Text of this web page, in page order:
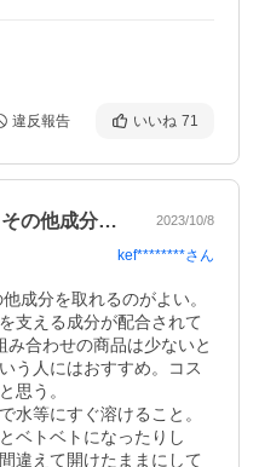
違反報告 いいね 71
その他成分… 2023/10/8
kef********さん
成分を取れるのがよい。
支える成分が配合されて
合わせの商品は少ないと
う人にはおすすめ。コス
思う。
水等にすぐ溶けること。
ベトベトになったりし
違えて開けたままにして